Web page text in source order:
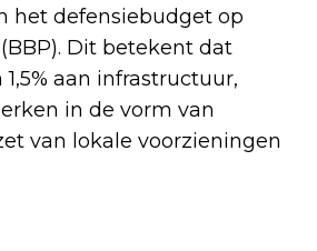
het defensiebudget op
Dit betekent dat
aan infrastructuur,
in de vorm van
van lokale voorzieningen